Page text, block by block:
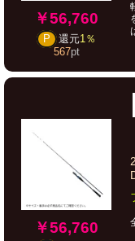
￥56,760
P 還元1％
567pt
￥56,760